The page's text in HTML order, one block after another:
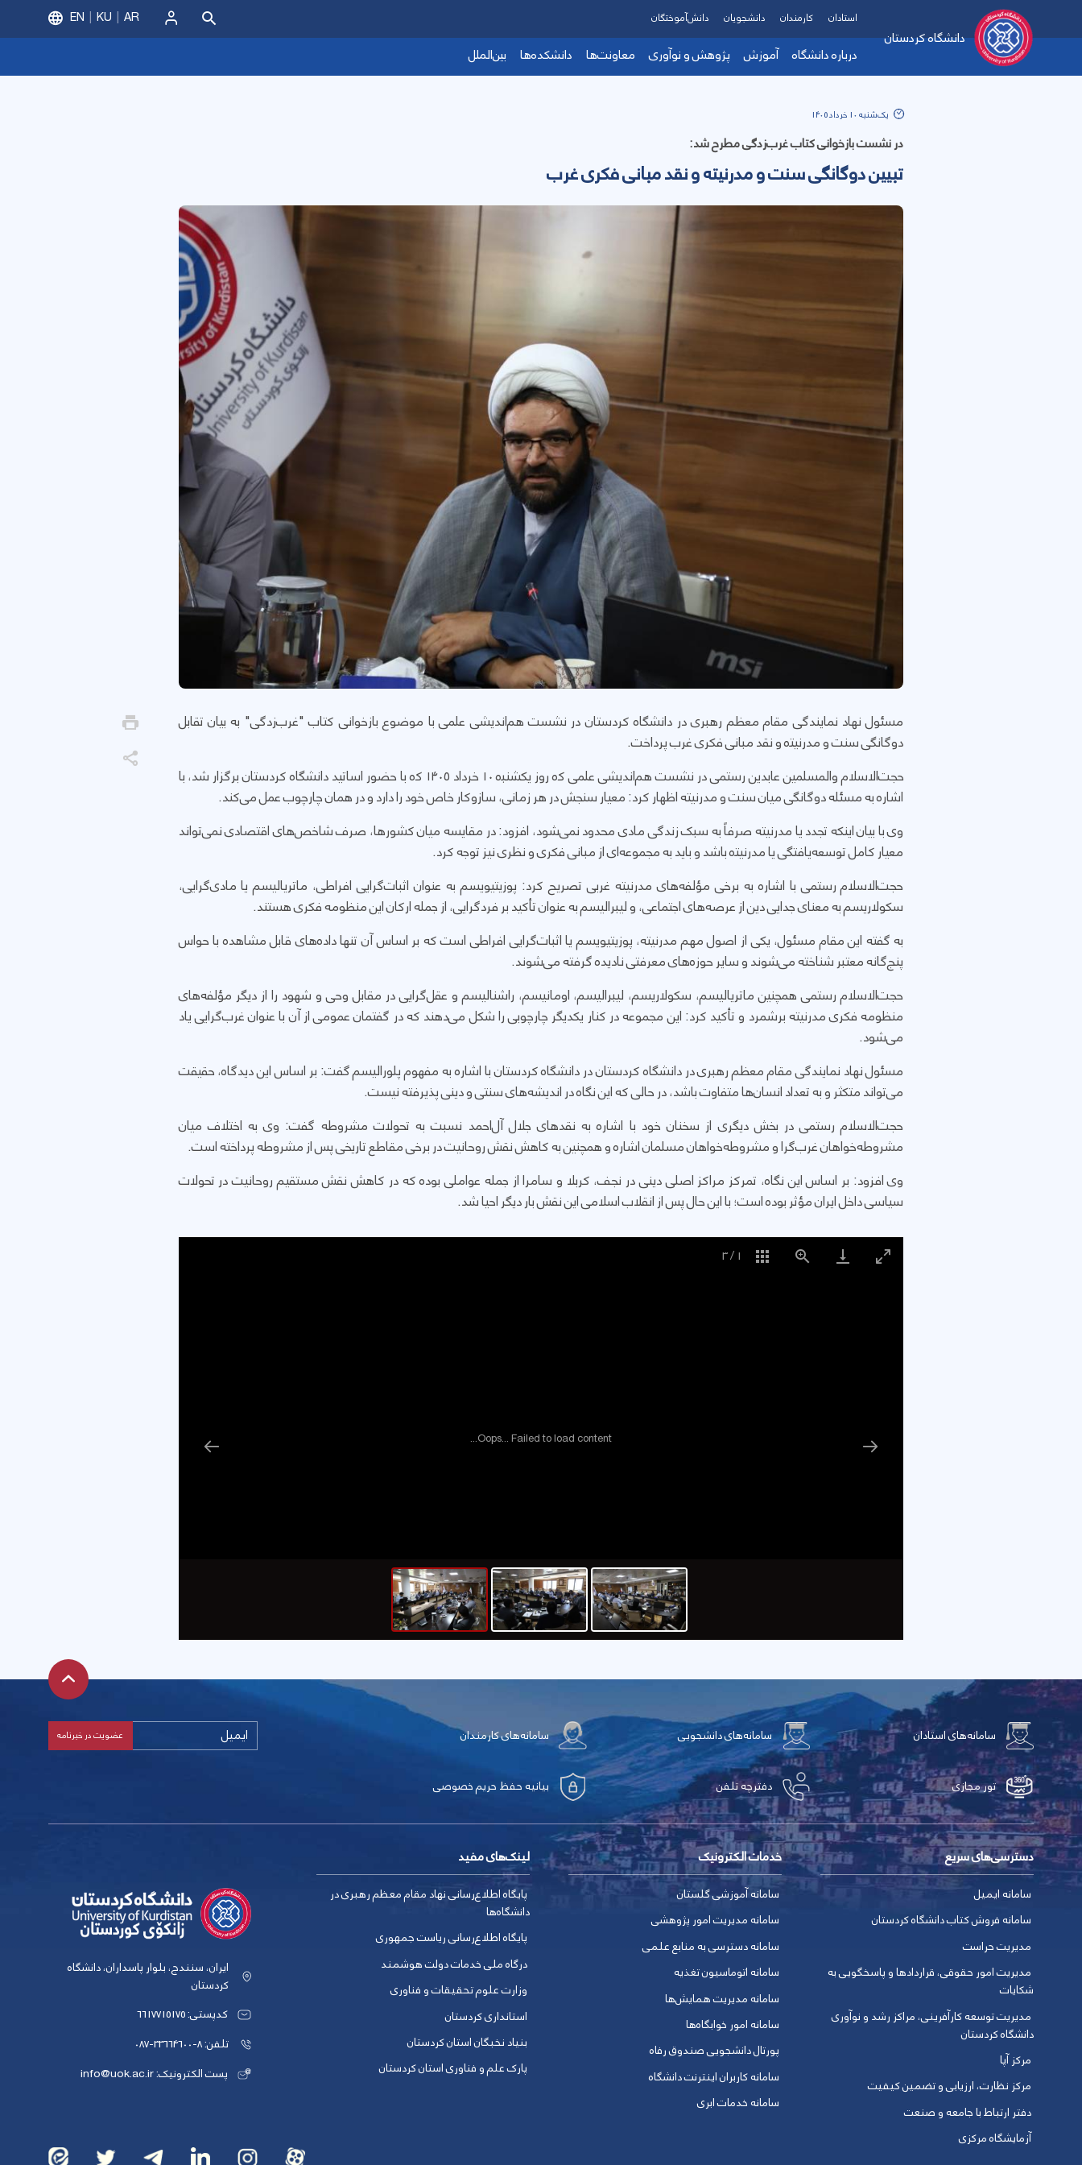
دانشگاه کردستان
درباره دانشگاه آموزش پژوهش و نوآوری معاونت‌ها دانشکده‌ها بین‌الملل
استادان کارمندان دانشجویان دانش‌آموختگان
ورود
EN KU AR
یک‌شنبه 10 خرداد 1405
در نشست بازخوانی کتاب غرب‌زدگی مطرح شد:
تبیین دوگانگی سنت و مدرنیته و نقد مبانی فکری غرب
مسئول نهاد نمایندگی مقام معظم رهبری در دانشگاه کردستان در نشست هم‌اندیشی علمی با موضوع بازخوانی کتاب "غرب‌زدگی" به بیان تقابل
دوگانگی سنت و مدرنیتە و نقد مبانی فکری غرب پرداخت.
حجت‌الاسلام والمسلمین عابدین رستمی در نشست هم‌اندیشی علمی کە روز یکشنبە ۱۰ خرداد ۱۴۰۵ کە با حضور اساتید دانشگاە کردستان برگزار شد، با
اشاره به مسئله دوگانگی میان سنت و مدرنیته اظهار کرد: معیار سنجش در هر زمانی، سازوکار خاص خود را دارد و در همان چارچوب عمل می‌کند.
وی با بیان اینکه تجدد یا مدرنیته صرفاً به سبک زندگی مادی محدود نمی‌شود، افزود: در مقایسه‌ میان کشورها، صرف شاخص‌های اقتصادی نمی‌تواند
معیار کامل توسعه‌یافتگی یا مدرنیتە باشد و باید به مجموعه‌ای از مبانی فکری و نظری نیز توجه کرد.
حجت‌الاسلام رستمی با اشاره به برخی مؤلفه‌های مدرنیته غربی تصریح کرد: پوزیتیویسم به عنوان اثبات‌گرایی افراطی، ماتریالیسم یا مادی‌گرایی،
سکولاریسم به معنای جدایی دین از عرصه‌های اجتماعی، و لیبرالیسم به عنوان تأکید بر فردگرایی، از جمله ارکان این منظومه فکری هستند.
به گفته این مقام مسئول، یکی از اصول مهم مدرنیته، پوزیتیویسم یا اثبات‌گرایی افراطی است که بر اساس آن تنها داده‌های قابل مشاهده با حواس
پنج‌گانه معتبر شناخته می‌شوند و سایر حوزه‌های معرفتی نادیده گرفته می‌شوند.
حجت‌الاسلام رستمی همچنین ماتریالیسم، سکولاریسم، لیبرالیسم، اومانیسم، راشنالیسم و عقل‌گرایی در مقابل وحی و شهود را از دیگر مؤلفه‌های
منظومه فکری مدرنیته برشمرد و تأکید کرد: این مجموعه در کنار یکدیگر چارچوبی را شکل می‌دهند که در گفتمان عمومی از آن با عنوان غرب‌گرایی یاد
می‌شود.
مسئول نهاد نمایندگی مقام معظم رهبری در دانشگاه کردستان در دانشگاه کردستان با اشاره به مفهوم پلورالیسم گفت: بر اساس این دیدگاه، حقیقت
می‌تواند متکثر و به تعداد انسان‌ها متفاوت باشد، در حالی که این نگاه در اندیشه‌های سنتی و دینی پذیرفته نیست.
حجت‌الاسلام رستمی در بخش دیگری از سخنان خود با اشاره به نقدهای جلال آل‌احمد نسبت به تحولات مشروطه گفت: وی به اختلاف میان
مشروطه‌خواهان غرب‌گرا و مشروطه‌خواهان مسلمان اشاره و همچنین به کاهش نقش روحانیت در برخی مقاطع تاریخی پس از مشروطه پرداخته است.
وی افزود: بر اساس این نگاه، تمرکز مراکز اصلی دینی در نجف، کربلا و سامرا از جمله عواملی بوده که در کاهش نقش مستقیم روحانیت در تحولات
سیاسی داخل ایران مؤثر بوده است؛ با این حال پس از انقلاب اسلامی این نقش بار دیگر احیا شد.
Oops... Failed to load content...
1
/
3
سامانه‌های استادان سامانه‌های دانشجویی سامانه‌های کارمندان
تور مجازی دفترچه تلفن بیانیه حفظ حریم خصوصی
دسترسی‌های سریع
سامانه ایمیل
سامانه فروش کتاب دانشگاه کردستان
مدیریت حراست
مدیریت امور حقوقی، قراردادها و پاسخگویی به
شکایات
مدیریت توسعه کارآفرینی، مراکز رشد و نوآوری
دانشگاه کردستان
مرکز آپا
مرکز نظارت، ارزیابی و تضمین کیفیت
دفتر ارتباط با جامعه و صنعت
آزمایشگاه مرکزی
خدمات الکترونیک
سامانه آموزشی گلستان
سامانه مدیریت امور پژوهشی
سامانه دسترسی به منابع علمی
سامانه اتوماسیون تغذیه
سامانه مدیریت همایش‌ها
سامانه امور خوابگاه‌ها
پورتال دانشجویی صندوق رفاه
سامانه کاربران اینترنت دانشگاه
سامانه خدمات ابری
لینک‌های مفید
پایگاه اطلاع‌رسانی نهاد مقام معظم رهبری در
دانشگاه‌ها
پایگاه اطلاع‌رسانی ریاست جمهوری
درگاه ملی خدمات دولت هوشمند
وزارت علوم تحقیقات و فناوری
استانداری کردستان
بنیاد نخبگان استان کردستان
پارک علم و فناوری استان کردستان
ایران، سنندج، بلوار پاسداران، دانشگاه
کردستان
کدپستی: 6617715175
تلفن: 8-33664600-087
پست الکترونیک: info@uok.ac.ir